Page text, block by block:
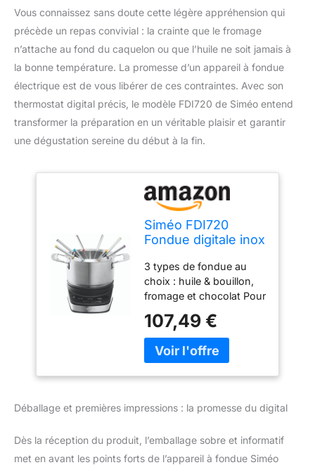
Vous connaissez sans doute cette légère appréhension qui
précède un repas convivial : la crainte que le fromage
n’attache au fond du caquelon ou que l’huile ne soit jamais à
la bonne température. La promesse d’un appareil à fondue
électrique est de vous libérer de ces contraintes. Avec son
thermostat digital précis, le modèle FDI720 de Siméo entend
transformer la préparation en un véritable plaisir et garantir
une dégustation sereine du début à la fin.
Siméo FDI720
Fondue digitale inox
3 types de fondue au
choix : huile & bouillon,
fromage et chocolat Pour
température est
justement réglée : la
gestion automatique du
Températures
chaque mode de cuisson
peut être ajusté grâce
107,49 €
Déballage et premières impressions : la promesse du digital
Dès la réception du produit, l’emballage sobre et informatif
met en avant les points forts de l’appareil à fondue Siméo